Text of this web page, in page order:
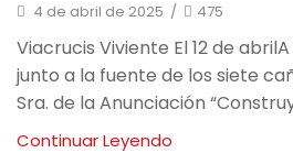
4 de abril de 2025 / 475
Viacrucis Viviente El 12 de
junto a la fuente de los siete
Sra. de la Anunciación
Continuar Leyendo